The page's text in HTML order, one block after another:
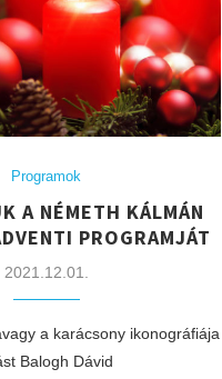
Programok
A NÉMETH KÁLMÁN
PROGRAMJÁT
2021.12.01.
a karácsony ikonográfiája
Balogh Dávid